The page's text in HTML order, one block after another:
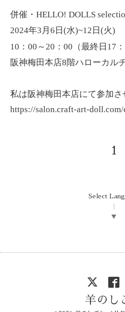
併催・HELLO! DOLLS
2024年3月6日(水)~12日(火)
10：00～20：00（最終日17：
阪神梅田本店8階ハローカル
私は阪神梅田本店にて参加さ
https://salon.craft-art-
1
Select
▼
羊のし